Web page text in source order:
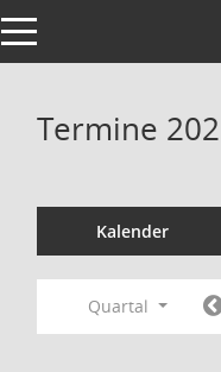
Toggle navigation
Termine
Kalender
Quartal